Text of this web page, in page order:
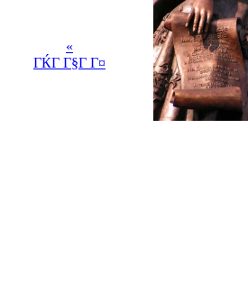
«
ГЌГ Г§Г Г¤